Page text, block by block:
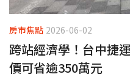
房市焦點 2026-06-02
跨站經濟學！台中捷
價可省逾350萬元